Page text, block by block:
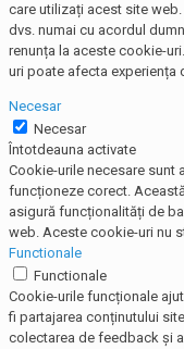
care utilizați acest site
dvs. numai cu acordul
renunța la aceste cookie-
uri poate afecta experiența
Necesar
Necesar
Întotdeauna activate
Cookie-urile necesare sunt
funcționeze corect.
asigură funcționalități de
web. Aceste cookie-uri nu
Functionale
Functionale
Cookie-urile funcționale
fi partajarea conținutului
colectarea de feedback și